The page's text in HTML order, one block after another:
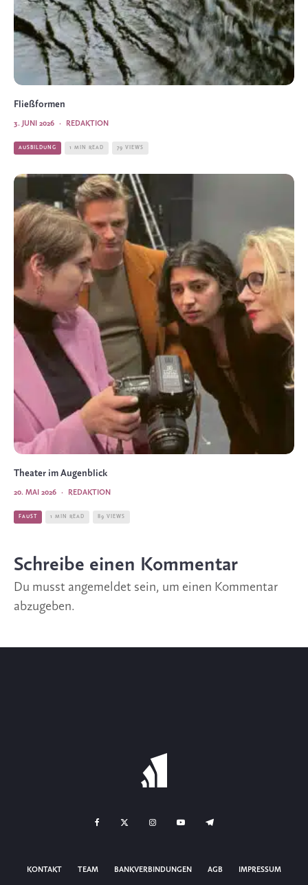
Fließformen
REDAKTION
·
3. JUNI 2026
AUSBILDUNG 1 MIN READ 79 VIEWS
Theater im Augenblick
REDAKTION
·
20. MAI 2026
FAUST 1 MIN READ 89 VIEWS
Schreibe einen Kommentar
Du musst angemeldet sein, um einen Kommentar
abzugeben.
KONTAKT TEAM BANKVERBINDUNGEN AGB IMPRESSUM